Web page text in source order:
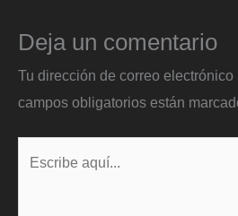
Deja un comentario
Tu dirección de correo electrónico
campos obligatorios están